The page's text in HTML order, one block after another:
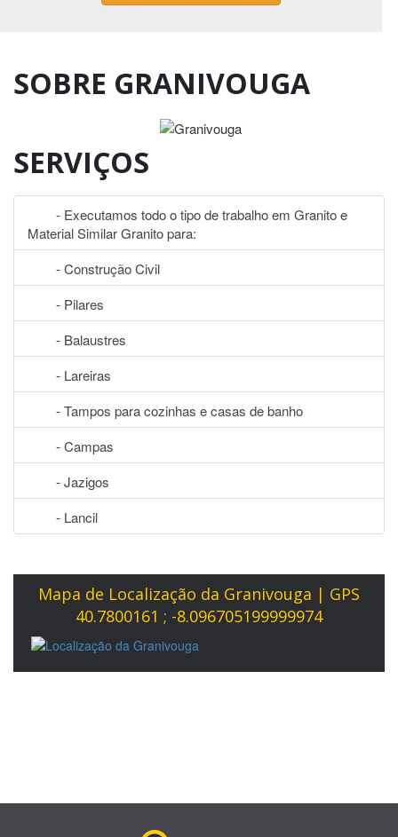
SOBRE GRANIVOUGA
SERVIÇOS
- Executamos todo o tipo de trabalho em Granito e
Material Similar Granito para:
- Construção Civil
- Pilares
- Balaustres
- Lareiras
- Tampos para cozinhas e casas de banho
- Campas
- Jazigos
- Lancil
Mapa de Localização da Granivouga | GPS
40.7800161 ; -8.096705199999974